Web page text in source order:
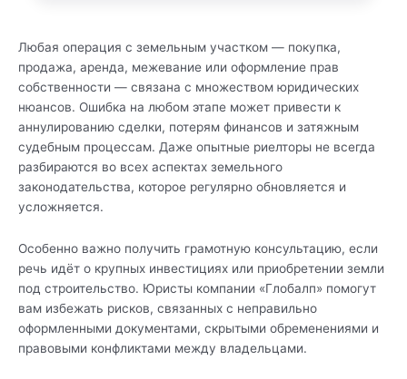
Любая операция с земельным участком — покупка,
продажа, аренда, межевание или оформление прав
собственности — связана с множеством юридических
нюансов. Ошибка на любом этапе может привести к
аннулированию сделки, потерям финансов и затяжным
судебным процессам. Даже опытные риелторы не всегда
разбираются во всех аспектах земельного
законодательства, которое регулярно обновляется и
усложняется.
Особенно важно получить грамотную консультацию, если
речь идёт о крупных инвестициях или приобретении земли
под строительство. Юристы компании «Глобалп» помогут
вам избежать рисков, связанных с неправильно
оформленными документами, скрытыми обременениями и
правовыми конфликтами между владельцами.